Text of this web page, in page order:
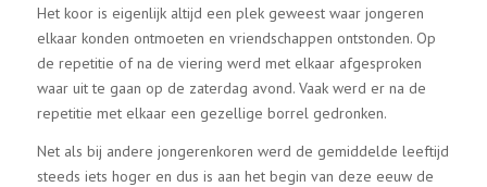
Het koor is eigenlijk altijd een plek geweest waar jongeren
elkaar konden ontmoeten en vriendschappen ontstonden. Op
de repetitie of na de viering werd met elkaar afgesproken
waar uit te gaan op de zaterdag avond. Vaak werd er na de
repetitie met elkaar een gezellige borrel gedronken.
Net als bij andere jongerenkoren werd de gemiddelde leeftijd
steeds iets hoger en dus is aan het begin van deze eeuw de